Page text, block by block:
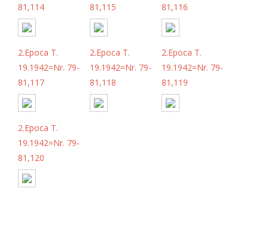
81,114
81,115
81,116
2.Epoca T.
19.1942=Nr. 79-
81,117
2.Epoca T.
19.1942=Nr. 79-
81,118
2.Epoca T.
19.1942=Nr. 79-
81,119
2.Epoca T.
19.1942=Nr. 79-
81,120